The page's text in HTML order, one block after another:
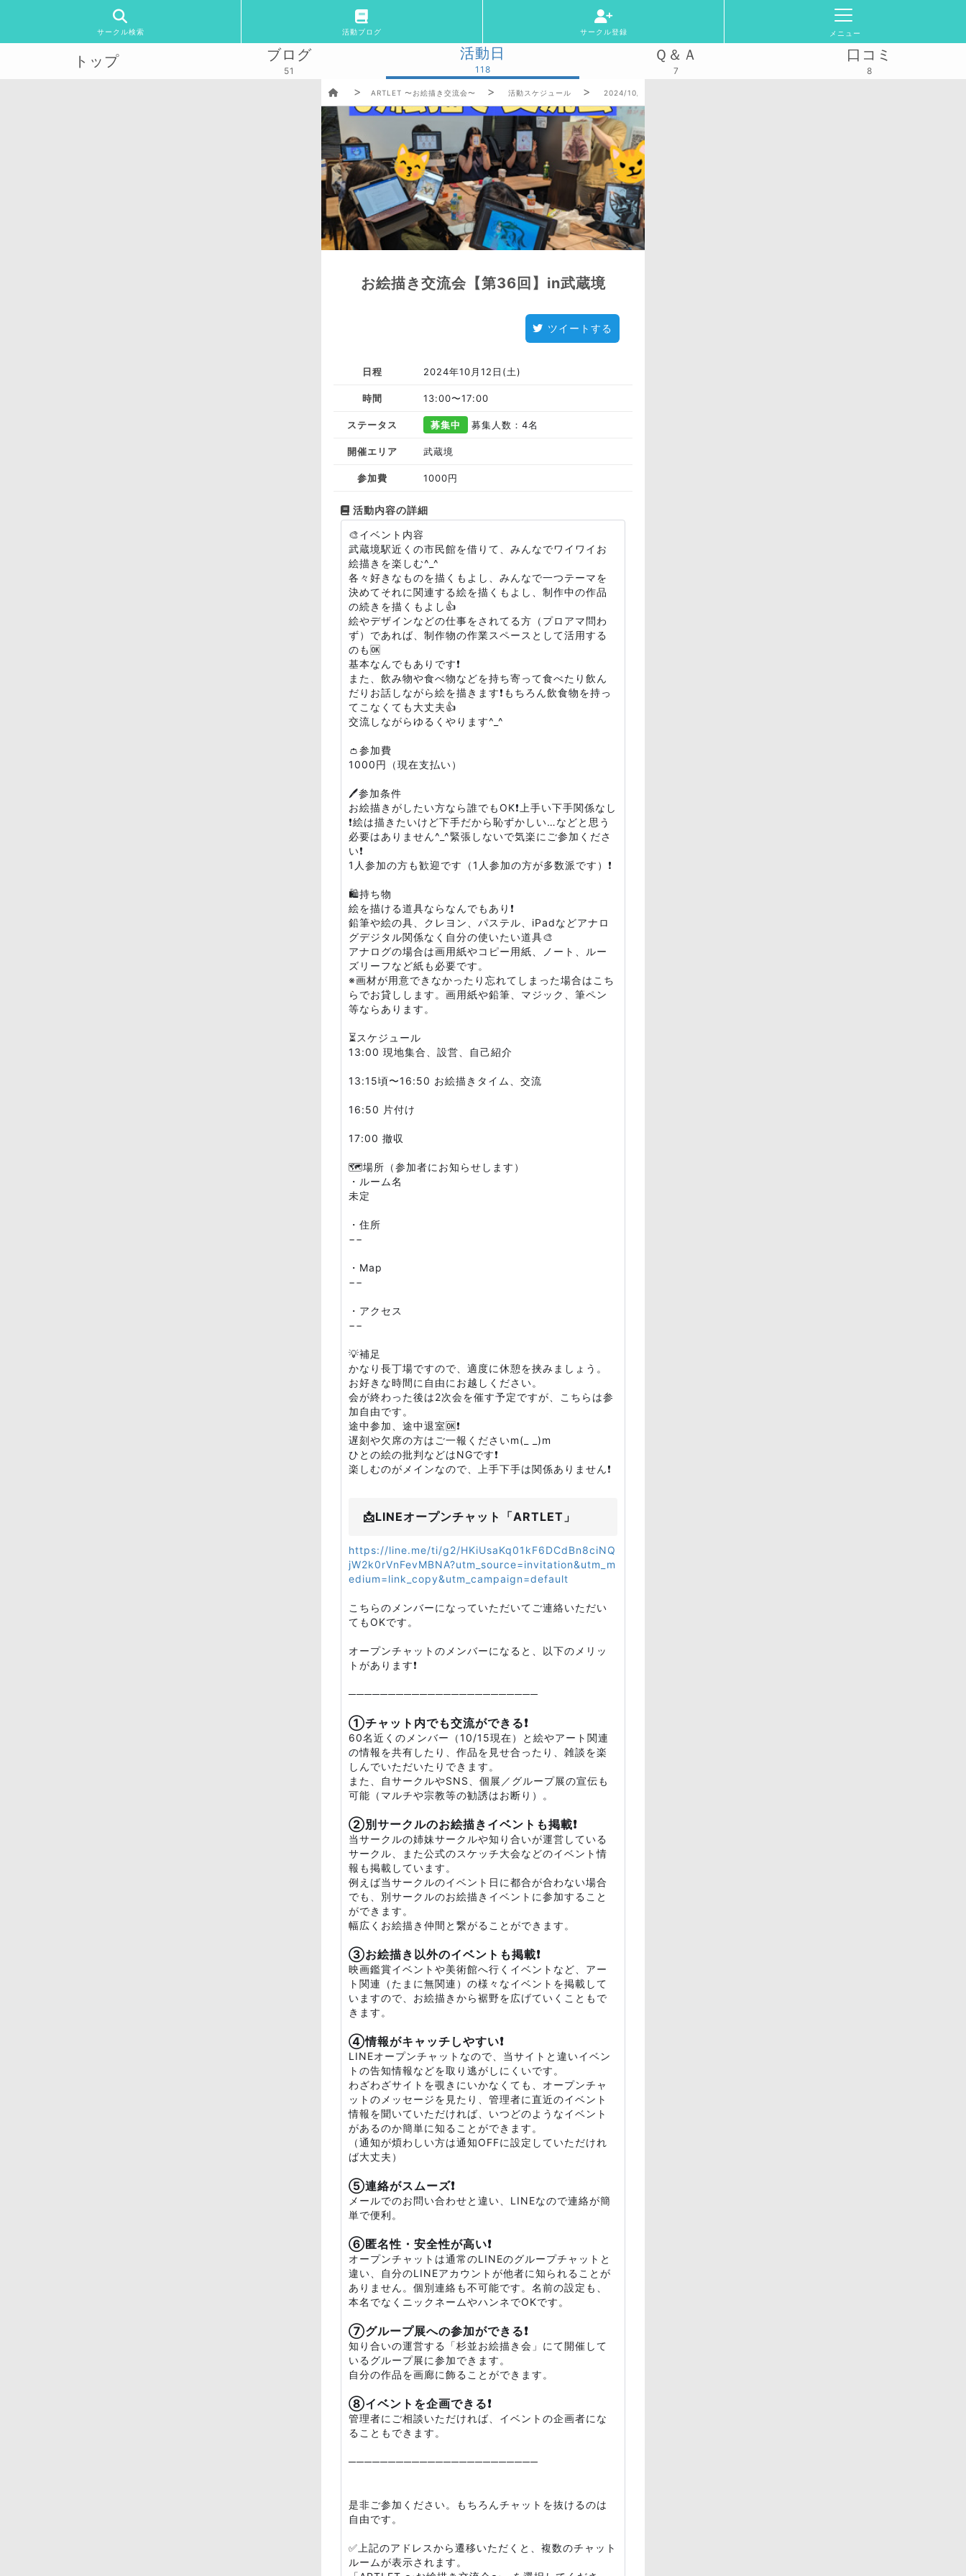
サークル検索 活動ブログ サークル登録 メニュー
トップ ブログ
51
活動日
118
Ｑ＆Ａ
7
口コミ
8
ARTLET 〜お絵描き交流会〜 活動スケジュール 2024/10/12(土)
お絵描き交流会【第36回】in武蔵境
ツイートする
日程 2024年10月12日(土)
時間 13:00〜17:00
ステータス 募集中 募集人数：4名
開催エリア 武蔵境
参加費 1000円
活動内容の詳細
🎨イベント内容
武蔵境駅近くの市民館を借りて、みんなでワイワイお
絵描きを楽しむ^_^
各々好きなものを描くもよし、みんなで一つテーマを
決めてそれに関連する絵を描くもよし、制作中の作品
の続きを描くもよし👍
絵やデザインなどの仕事をされてる方（プロアマ問わ
ず）であれば、制作物の作業スペースとして活用する
のも🆗
基本なんでもありです❗
また、飲み物や食べ物などを持ち寄って食べたり飲ん
だりお話しながら絵を描きます❗もちろん飲食物を持っ
てこなくても大丈夫👍
交流しながらゆるくやります^_^
👛参加費
1000円（現在支払い）
🖊参加条件
お絵描きがしたい方なら誰でもOK❗上手い下手関係なし
❗絵は描きたいけど下手だから恥ずかしい…などと思う
必要はありません^_^緊張しないで気楽にご参加くださ
い❗
1人参加の方も歓迎です（1人参加の方が多数派です）❗
🛍持ち物
絵を描ける道具ならなんでもあり❗
鉛筆や絵の具、クレヨン、パステル、iPadなどアナロ
グデジタル関係なく自分の使いたい道具🎨
アナログの場合は画用紙やコピー用紙、ノート、ルー
ズリーフなど紙も必要です。
※画材が用意できなかったり忘れてしまった場合はこち
らでお貸しします。画用紙や鉛筆、マジック、筆ペン
等ならあります。
⏳スケジュール
13:00 現地集合、設営、自己紹介
13:15頃〜16:50 お絵描きタイム、交流
16:50 片付け
17:00 撤収
🗺場所（参加者にお知らせします）
・ルーム名
未定
・住所
−−
・Map
−−
・アクセス
−−
💡補足
かなり長丁場ですので、適度に休憩を挟みましょう。
お好きな時間に自由にお越しください。
会が終わった後は2次会を催す予定ですが、こちらは参
加自由です。
途中参加、途中退室🆗❗
遅刻や欠席の方はご一報くださいm(_ _)m
ひとの絵の批判などはNGです❗
楽しむのがメインなので、上手下手は関係ありません❗
📩LINEオープンチャット「ARTLET」
https://line.me/ti/g2/HKiUsaKq01kF6DCdBn8ciNQ
jW2k0rVnFevMBNA?utm_source=invitation&utm_m
edium=link_copy&utm_campaign=default
こちらのメンバーになっていただいてご連絡いただい
てもOKです。
オープンチャットのメンバーになると、以下のメリッ
トがあります❗
────────────────────────
①チャット内でも交流ができる❗
60名近くのメンバー（10/15現在）と絵やアート関連
の情報を共有したり、作品を見せ合ったり、雑談を楽
しんでいただいたりできます。
また、自サークルやSNS、個展／グループ展の宣伝も
可能（マルチや宗教等の勧誘はお断り）。
②別サークルのお絵描きイベントも掲載❗
当サークルの姉妹サークルや知り合いが運営している
サークル、また公式のスケッチ大会などのイベント情
報も掲載しています。
例えば当サークルのイベント日に都合が合わない場合
でも、別サークルのお絵描きイベントに参加すること
ができます。
幅広くお絵描き仲間と繋がることができます。
③お絵描き以外のイベントも掲載❗
映画鑑賞イベントや美術館へ行くイベントなど、アー
ト関連（たまに無関連）の様々なイベントを掲載して
いますので、お絵描きから裾野を広げていくこともで
きます。
④情報がキャッチしやすい❗
LINEオープンチャットなので、当サイトと違いイベン
トの告知情報などを取り逃がしにくいです。
わざわざサイトを覗きにいかなくても、オープンチャ
ットのメッセージを見たり、管理者に直近のイベント
情報を聞いていただければ、いつどのようなイベント
があるのか簡単に知ることができます。
（通知が煩わしい方は通知OFFに設定していただけれ
ば大丈夫）
⑤連絡がスムーズ❗
メールでのお問い合わせと違い、LINEなので連絡が簡
単で便利。
⑥匿名性・安全性が高い❗
オープンチャットは通常のLINEのグループチャットと
違い、自分のLINEアカウントが他者に知られることが
ありません。個別連絡も不可能です。名前の設定も、
本名でなくニックネームやハンネでOKです。
⑦グループ展への参加ができる❗
知り合いの運営する「杉並お絵描き会」にて開催して
いるグループ展に参加できます。
自分の作品を画廊に飾ることができます。
⑧イベントを企画できる❗
管理者にご相談いただければ、イベントの企画者にな
ることもできます。
────────────────────────
是非ご参加ください。もちろんチャットを抜けるのは
自由です。
✅上記のアドレスから遷移いただくと、複数のチャット
ルームが表示されます。